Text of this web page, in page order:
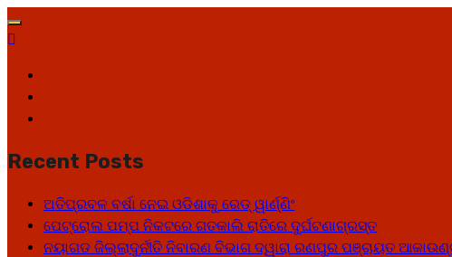
Skip
to
Recent Posts
ଅତିପ୍ରବଳ ବର୍ଷା ନେଇ ଓଡିଶାକୁ ରେଡ୍ ୱାର୍ଣ୍ଣିଂ
ପେଟ୍ରୋଲ ପମ୍ପ ନିକଟରେ ଗତକାଲି ରାତିରେ ଦୁର୍ଘଟଣାଗ୍ରସ୍ତ
ନୟାଗଡ ଜିଲ୍ଲାଦୁର୍ନୀତି ନିବାରଣ ବିଭାଗ ଦ୍ୱାରା ରଣପୁର ପଞ୍ଚାୟତ